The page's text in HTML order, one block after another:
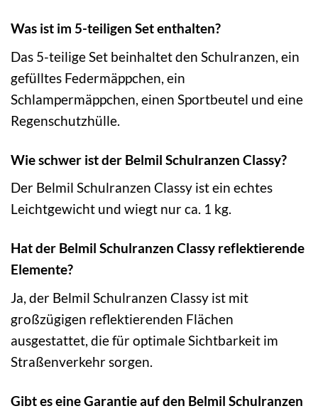
Was ist im 5-teiligen Set enthalten?
Das 5-teilige Set beinhaltet den Schulranzen, ein
gefülltes Federmäppchen, ein
Schlampermäppchen, einen Sportbeutel und eine
Regenschutzhülle.
Wie schwer ist der Belmil Schulranzen Classy?
Der Belmil Schulranzen Classy ist ein echtes
Leichtgewicht und wiegt nur ca. 1 kg.
Hat der Belmil Schulranzen Classy reflektierende
Elemente?
Ja, der Belmil Schulranzen Classy ist mit
großzügigen reflektierenden Flächen
ausgestattet, die für optimale Sichtbarkeit im
Straßenverkehr sorgen.
Gibt es eine Garantie auf den Belmil Schulranzen